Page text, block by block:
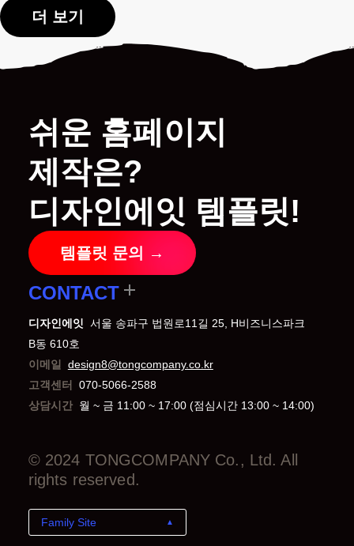
더 보기
쉬운 홈페이지
제작은?
디자인에잇 템플릿!
템플릿 문의 →
CONTACT
디자인에잇 서울 송파구 법원로11길 25, H비즈니스파크
B동 610호
이메일 design8@tongcompany.co.kr
고객센터 070-5066-2588
상담시간 월 ~ 금 11:00 ~ 17:00 (점심시간 13:00 ~ 14:00)
© 2024 TONGCOMPANY Co., Ltd. All
rights reserved.
Family Site